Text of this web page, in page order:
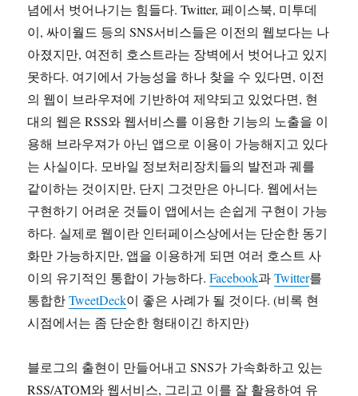
념에서 벗어나기는 힘들다. Twitter, 페이스북, 미투데
이, 싸이월드 등의 SNS서비스들은 이전의 웹보다는 나
아졌지만, 여전히 호스트라는 장벽에서 벗어나고 있지
못하다. 여기에서 가능성을 하나 찾을 수 있다면, 이전
의 웹이 브라우져에 기반하여 제약되고 있었다면, 현
대의 웹은 RSS와 웹서비스를 이용한 기능의 노출을 이
용해 브라우져가 아닌 앱으로 이용이 가능해지고 있다
는 사실이다. 모바일 정보처리장치들의 발전과 궤를
같이하는 것이지만, 단지 그것만은 아니다. 웹에서는
구현하기 어려운 것들이 앱에서는 손쉽게 구현이 가능
하다. 실제로 웹이란 인터페이스상에서는 단순한 동기
화만 가능하지만, 앱을 이용하게 되면 여러 호스트 사
이의 유기적인 통합이 가능하다.Facebook과Twitter를
통합한TweetDeck이 좋은 사례가 될 것이다. (비록 현
시점에서는 좀 단순한 형태이긴 하지만)
블로그의 출현이 만들어내고 SNS가 가속화하고 있는
RSS/ATOM와 웹서비스, 그리고 이를 잘 활용하여 유